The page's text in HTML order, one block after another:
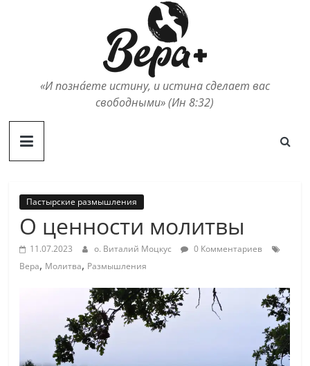
«И позна́ете истину, и истина сделает вас
свободными» (Ин 8:32)
Пастырские размышления
О ценности молитвы
11.07.2023 о. Виталий Моцкус
0 Комментариев
Вера, Молитва, Размышления